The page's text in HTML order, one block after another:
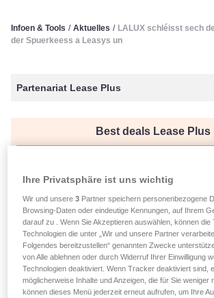
Infoen & Tools / Aktuelles / LALUX schléisst sech
der Spuerkeess a Leasys un
Partenariat Lease Plus
Best deals Lease Plus
Partenariat Lease Plus
Consultéiert den offizielle
verëffentlecht den 28.01.2026
Ihre Privatsphäre ist uns wichtig
Wir und unsere3 Partner speichern personenbezogene
Browsing-Daten oder eindeutige Kennungen, auf Ihrem
darauf zu . Wenn Sie Akzeptieren auswählen, können die
Technologien die unter „Wir und unsere Partner
Folgendes bereitzustellen“ genannten Zwecke
von Alle ablehnen oder durch Widerruf Ihrer Einwilligung
Technologien deaktiviert. Wenn Tracker deaktiviert sind,
möglicherweise Inhalte und Anzeigen, die für Sie weniger
können dieses Menü jederzeit erneut aufrufen, um Ihre